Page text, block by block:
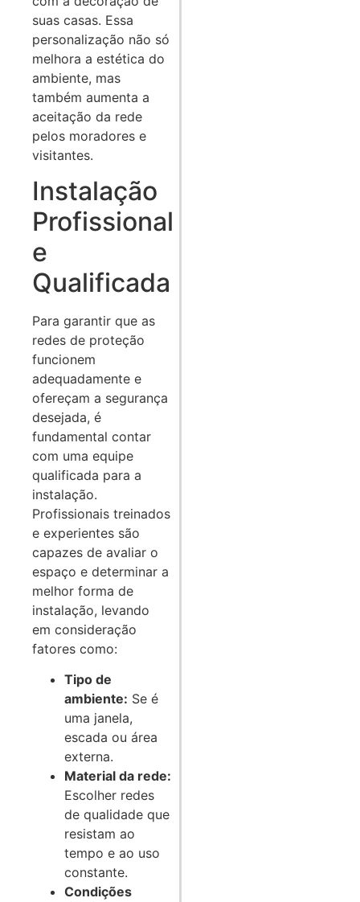
suas casas. Essa
personalização não só
melhora a estética do
ambiente, mas
também aumenta a
aceitação da rede
pelos moradores e
visitantes.
Instalação
Profissional
e
Qualificada
Para garantir que as
redes de proteção
funcionem
adequadamente e
ofereçam a segurança
desejada, é
fundamental contar
com uma equipe
qualificada para a
instalação.
Profissionais treinados
e experientes são
capazes de avaliar o
espaço e determinar a
melhor forma de
instalação, levando
em consideração
fatores como:
Tipo de
ambiente: Se é
uma janela,
escada ou área
externa.
Material da rede:
Escolher redes
de qualidade que
resistam ao
tempo e ao uso
constante.
Condições